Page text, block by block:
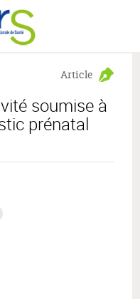
soumise à
prénatal
Article